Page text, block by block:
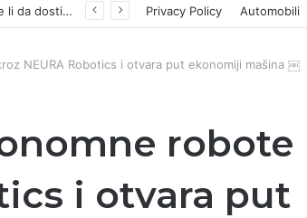
Prognoza cene XRP-a za avgust 2026: Može li da dostigne 1,50 dolara? ￼ Privacy Policy Automobili
NEURA Robotics i otvara put ekonomiji mašina ￼
robote
i otvara put